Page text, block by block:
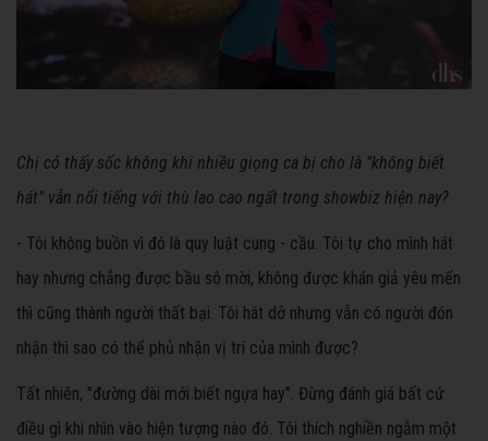
Chị có thấy sốc không khi nhiều giọng ca bị cho là "không biết
hát" vẫn nổi tiếng với thù lao cao ngất trong showbiz hiện nay?
- Tôi không buồn vì đó là quy luật cung - cầu. Tôi tự cho mình hát
hay nhưng chẳng được bầu sô mời, không được khán giả yêu mến
thì cũng thành người thất bại. Tôi hát dở nhưng vẫn có người đón
nhận thì sao có thể phủ nhận vị trí của mình được?
Tất nhiên, "đường dài mới biết ngựa hay". Đừng đánh giá bất cứ
điều gì khi nhìn vào hiện tượng nào đó. Tôi thích nghiền ngẫm một